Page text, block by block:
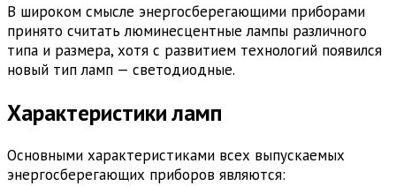
В широком смысле энергосберегающими приборами
принято считать люминесцентные лампы различного
типа и размера, хотя с развитием технологий появился
новый тип ламп — светодиодные.
Характеристики ламп
Основными характеристиками всех выпускаемых
энергосберегающих приборов являются: